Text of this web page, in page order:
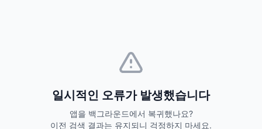
일시적인 오류가 발생했습니다
앱을 백그라운드에서 복귀했나요?
이전 검색 결과는 유지되니 걱정하지 마세요.